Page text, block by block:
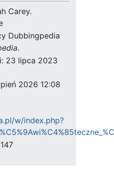
Carey.
Dubbingpedia
.
23 lipca 2023
2026 12:08
w/index.php?